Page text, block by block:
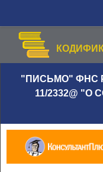
"ПИСЬМО" ФНС
11/2332@